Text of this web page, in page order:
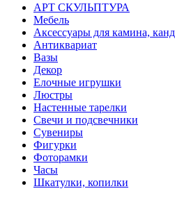
АРТ СКУЛЬПТУРА
Мебель
Аксессуары для камина,
Антиквариат
Вазы
Декор
Елочные игрушки
Люстры
Настенные тарелки
Свечи и подсвечники
Сувениры
Фигурки
Фоторамки
Часы
Шкатулки, копилки